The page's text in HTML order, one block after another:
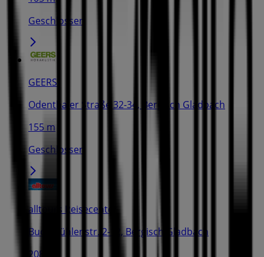
Geschlossen
GEERS
Odenthaler Straße 32-34, Bergisch Gladbach
155 m
Geschlossen
alltours Reisecenter
Buchmühlenstr. 2-12, Bergisch Gladbach
208 m